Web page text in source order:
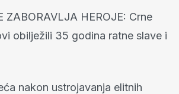
ZABORAVLJA HEROJE: Crne
obilježili 35 godina ratne slave i
nakon ustrojavanja elitnih